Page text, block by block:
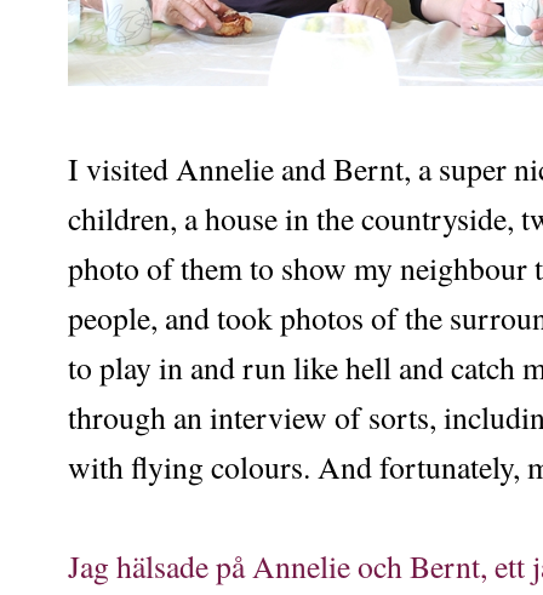
I visited Annelie and Bernt, a super
children, a house in the countryside,
photo of them to show my neighbour
people, and took photos of the
to play in and run like hell and catch
through an interview of sorts,
with flying colours. And fortunately,
Jag hälsade på Annelie och Bernt,